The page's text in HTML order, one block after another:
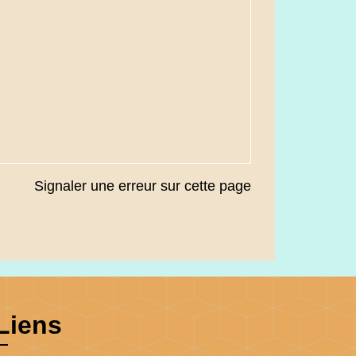
Signaler une erreur sur cette page